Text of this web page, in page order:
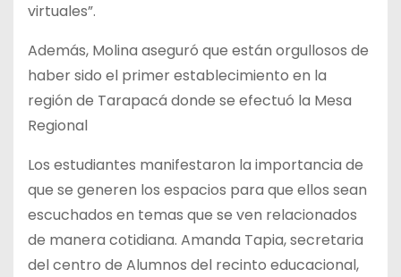
virtuales”.
Además, Molina aseguró que están orgullosos de
haber sido el primer establecimiento en la
región de Tarapacá donde se efectuó la Mesa
Regional
Los estudiantes manifestaron la importancia de
que se generen los espacios para que ellos sean
escuchados en temas que se ven relacionados
de manera cotidiana. Amanda Tapia, secretaria
del centro de Alumnos del recinto educacional,